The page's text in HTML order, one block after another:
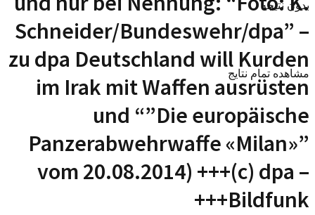
بدون نتیجه
مشاهده تمام نتایج
Schneider/Bundeswehr/dpa” –
zu dpa Deutschland will Kurden
im Irak mit Waffen ausrüsten
und “”Die europäische
Panzerabwehrwaffe «Milan»”
vom 20.08.2014) +++(c) dpa –
Bildfunk+++